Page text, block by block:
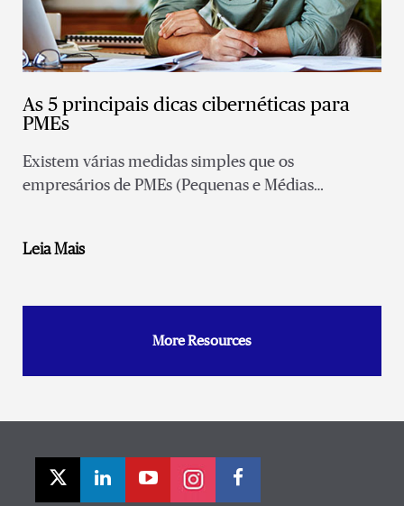
As 5 principais dicas cibernéticas para
PMEs
Existem várias medidas simples que os
empresários de PMEs (Pequenas e Médias
Leia Mais
More Resources